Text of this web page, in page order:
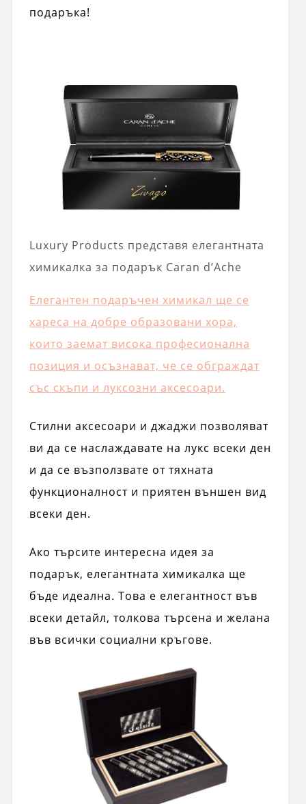
подаръка!
Luxury Products представя елегантната
химикалка за подарък Caran d’Ache
Елегантен подаръчен химикал ще се
хареса на добре образовани хора,
които заемат висока професионална
позиция и осъзнават, че се обграждат
със скъпи и луксозни аксесоари.
Стилни аксесоари и джаджи позволяват
ви да се наслаждавате на лукс всеки ден
и да се възползвате от тяхната
функционалност и приятен външен вид
всеки ден.
Ако търсите интересна идея за
подарък, елегантната химикалка ще
бъде идеална. Това е елегантност във
всеки детайл, толкова търсена и желана
във всички социални кръгове.